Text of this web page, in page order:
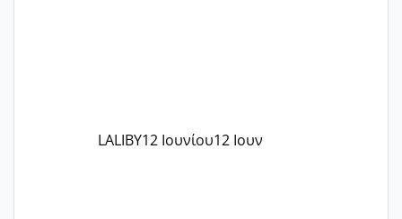
LALIBY12 Ιουνίου12 Ιουν